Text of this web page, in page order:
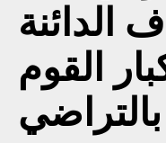
الدائنة
القوم